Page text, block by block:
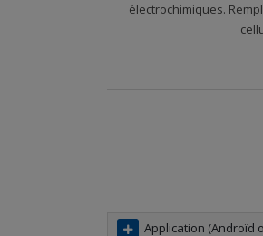
électrochimiques.
Application (Androïd